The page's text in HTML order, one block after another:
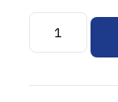
Alternative: